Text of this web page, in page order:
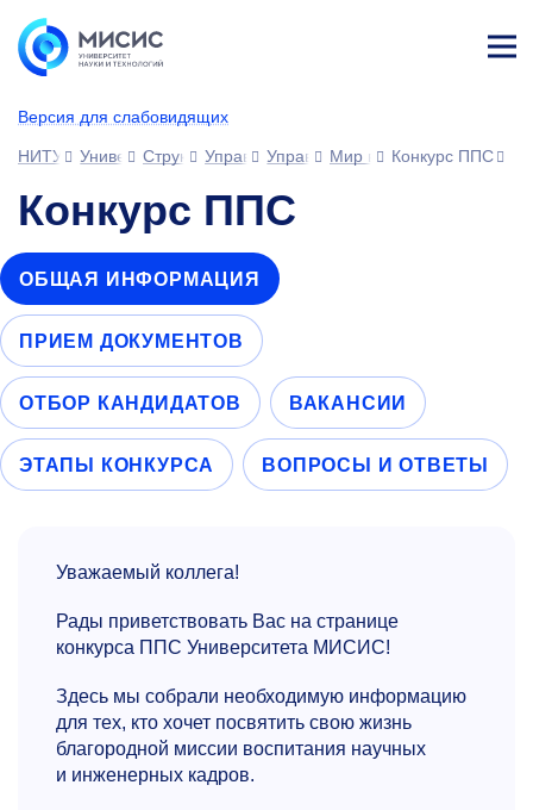
Версия для слабовидящих
ине
НИТУ МИСИСУниверситетСтруктура университета
УправленияУправление развития
Мир возможностей
Конкурс ППС
Конкурс ППС
ОБЩАЯ ИНФОРМАЦИЯ
ПРИЕМ ДОКУМЕНТОВ
ОТБОР КАНДИДАТОВ ВАКАНСИИ
ЭТАПЫ КОНКУРСА ВОПРОСЫ И ОТВЕТЫ
Уважаемый коллега!
Рады приветствовать Вас на странице
конкурса ППС Университета МИСИС!
Здесь мы собрали необходимую информацию
для тех, кто хочет посвятить свою жизнь
благородной миссии воспитания научных
и инженерных кадров.